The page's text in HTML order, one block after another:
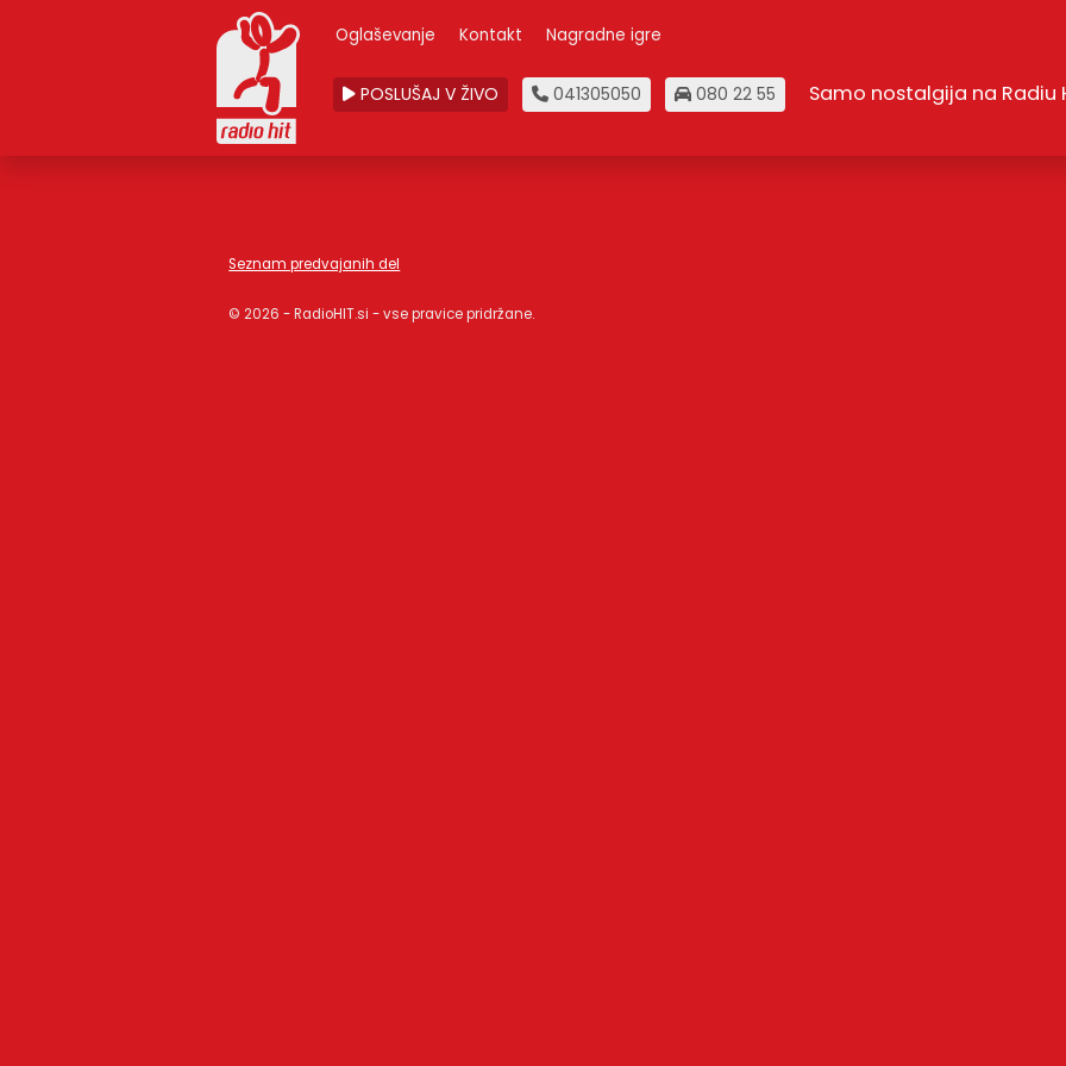
Oglaševanje Kontakt Nagradne igre
POSLUŠAJ V ŽIVO 041305050 080 22 55 Samo nostalgija na Radiu
Seznam predvajanih del
© 2026 - RadioHIT.si - vse pravice pridržane.